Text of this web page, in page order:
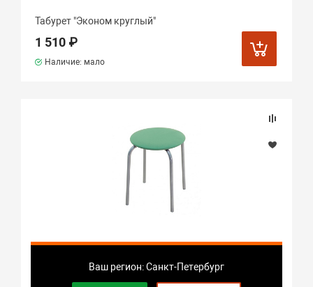
Ваш регион: Санкт-Петербург
Табурет "Эконом круглый"
1 510 ₽
Наличие: мало
Табурет "Эконом круглый"